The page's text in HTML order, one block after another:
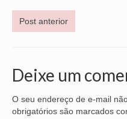
ACESSIBILIDADE
SAÚDE
Post anterior
Deixe um
O seu endereço de e-mail
obrigatórios são marcados